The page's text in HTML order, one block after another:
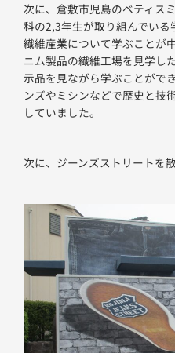
次に、倉敷市児島のベティス
科の2,3年生が取り組んでい
繊維産業について学ぶことが
ニム製品の繊維工場を見学し
示品を見ながら学ぶことがで
ンズやミシンなどで歴史と技
していました。
次に、ジーンズストリートを